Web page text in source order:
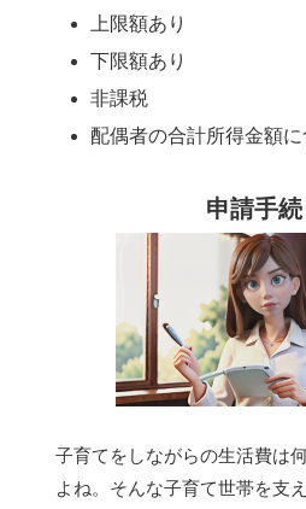
上限額あり
下限額あり
非課税
配偶者の合計所得金額
申請手続
子育てをしながらの生活費は
よね。そんな子育て世帯を支